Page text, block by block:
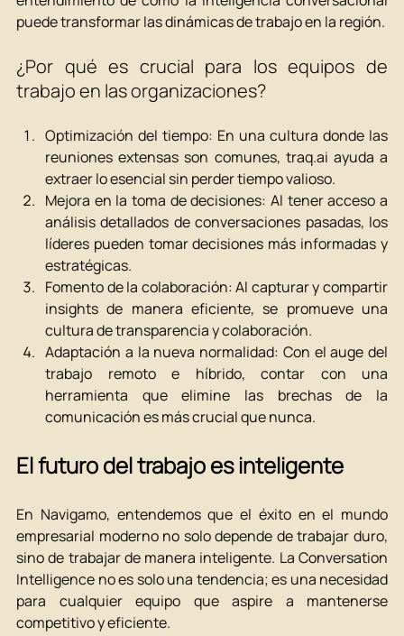
puede transformar las dinámicas de trabajo en la región.
¿Por qué es crucial para los equipos de
trabajo en las organizaciones?
Optimización del tiempo: En una cultura donde las
reuniones extensas son comunes, traq.ai ayuda a
extraer lo esencial sin perder tiempo valioso.
Mejora en la toma de decisiones: Al tener acceso a
análisis detallados de conversaciones pasadas, los
líderes pueden tomar decisiones más informadas y
estratégicas.
Fomento de la colaboración: Al capturar y compartir
insights de manera eficiente, se promueve una
cultura de transparencia y colaboración.
Adaptación a la nueva normalidad: Con el auge del
trabajo remoto e híbrido, contar con una
herramienta que elimine las brechas de la
comunicación es más crucial que nunca.
El futuro del trabajo es inteligente
En Navigamo, entendemos que el éxito en el mundo
empresarial moderno no solo depende de trabajar duro,
sino de trabajar de manera inteligente. La Conversation
Intelligence no es solo una tendencia; es una necesidad
para cualquier equipo que aspire a mantenerse
competitivo y eficiente.